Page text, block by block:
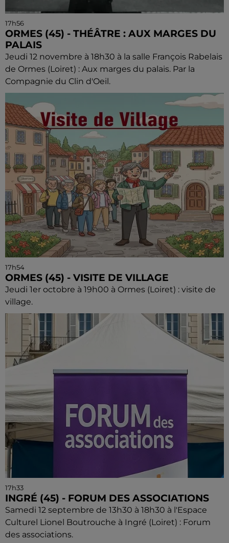
17h56
ORMES (45) - THÉÂTRE : AUX MARGES DU
PALAIS
Jeudi 12 novembre à 18h30 à la salle François Rabelais
de Ormes (Loiret) : Aux marges du palais. Par la
Compagnie du Clin d'Oeil.
17h54
ORMES (45) - VISITE DE VILLAGE
Jeudi 1er octobre à 19h00 à Ormes (Loiret) : visite de
village.
17h33
INGRÉ (45) - FORUM DES ASSOCIATIONS
Samedi 12 septembre de 13h30 à 18h30 à l'Espace
Culturel Lionel Boutrouche à Ingré (Loiret) : Forum
des associations.